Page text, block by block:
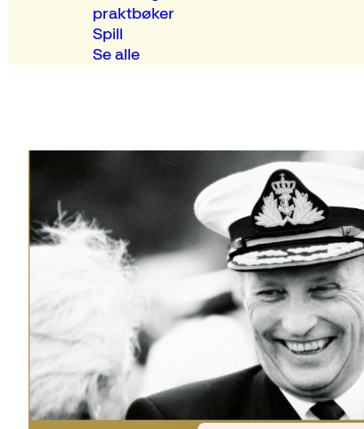
praktbøker
Spill
Se alle